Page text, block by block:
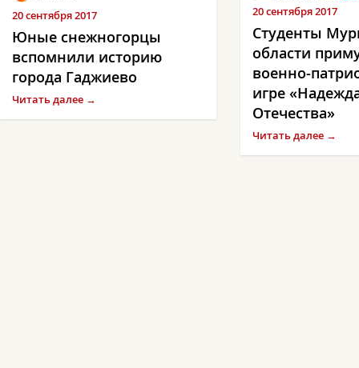
20 сентября 2017
Юные снежногорцы
вспомнили историю
города Гаджиево
Читать далее →
20 сентября 2017
Студенты
области
военно-
игре
Отечества»
Читать далее →